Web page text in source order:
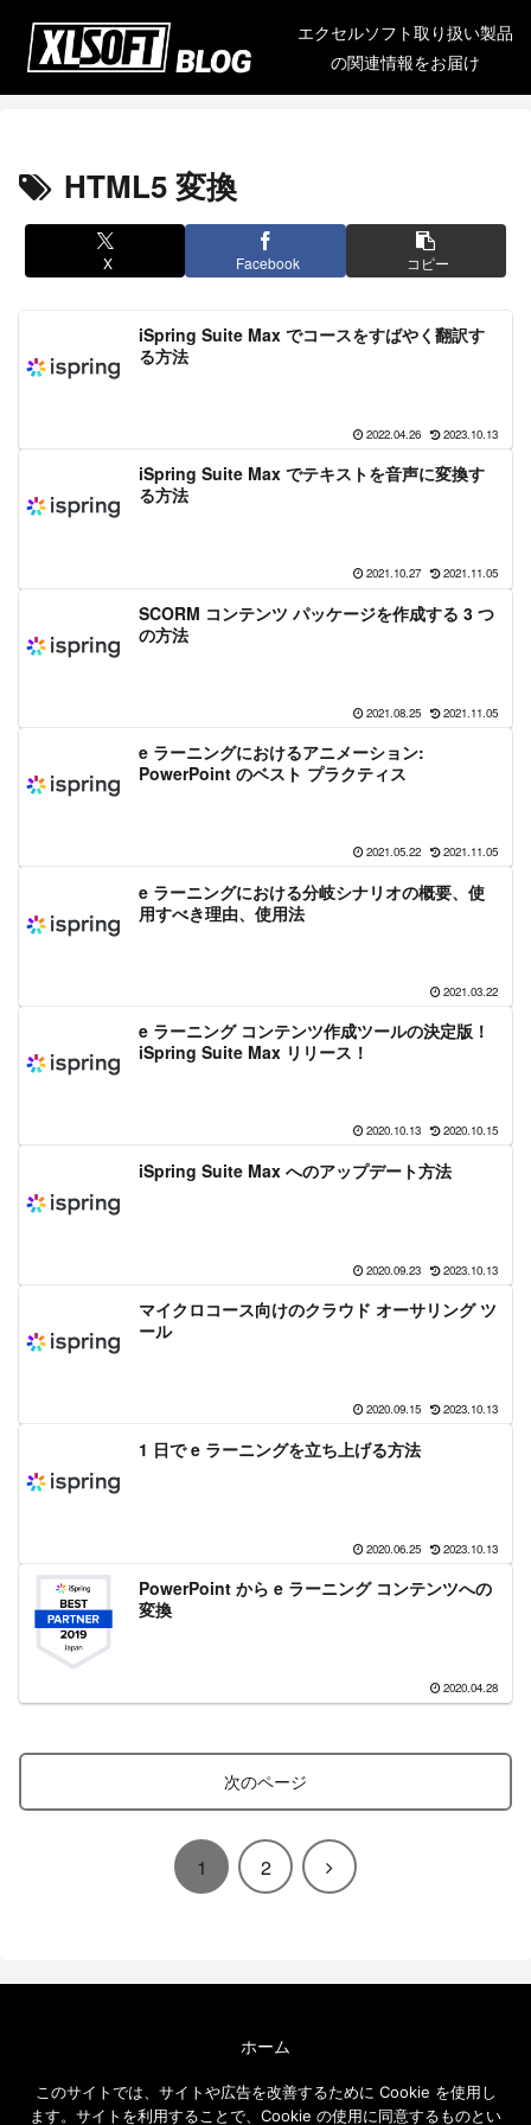
エクセルソフト取り扱い製品
の関連情報をお届け
HTML5 変換
X Facebook コピー
iSpring Suite Max でコースをすばやく翻訳す
る方法
2022.04.26 2023.10.13
iSpring Suite Max でテキストを音声に変換す
る方法
2021.10.27 2021.11.05
SCORM コンテンツ パッケージを作成する 3 つ
の方法
2021.08.25 2021.11.05
e ラーニングにおけるアニメーション:
PowerPoint のベスト プラクティス
2021.05.22 2021.11.05
e ラーニングにおける分岐シナリオの概要、使
用すべき理由、使用法
2021.03.22
e ラーニング コンテンツ作成ツールの決定版！
iSpring Suite Max リリース！
2020.10.13 2020.10.15
iSpring Suite Max へのアップデート方法
2020.09.23 2023.10.13
マイクロコース向けのクラウド オーサリング ツ
ール
2020.09.15 2023.10.13
1 日で e ラーニングを立ち上げる方法
2020.06.25 2023.10.13
PowerPoint から e ラーニング コンテンツへの
変換
2020.04.28
次のページ
1 2
次
ホーム
免責事項
このサイトでは、サイトや広告を改善するために Cookie を使用し
ます。サイトを利用することで、Cookie の使用に同意するものとい